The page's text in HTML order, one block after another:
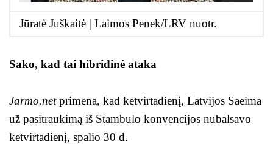
Jūratė Juškaitė | Laimos Penek/LRV nuotr.
Sako, kad tai hibridinė ataka
Jarmo.netprimena, kad ketvirtadienį, Latvijos Saeima
už pasitraukimą iš Stambulo konvencijos nubalsavo
ketvirtadienį, spalio 30 d.